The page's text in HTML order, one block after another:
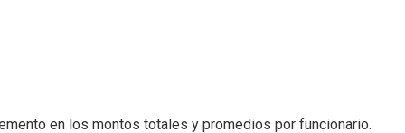
en los montos totales y promedios por funcionario.